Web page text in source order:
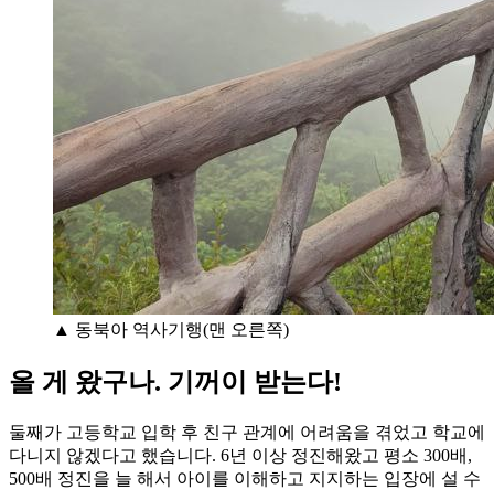
▲ 동북아 역사기행(맨 오른쪽)
올 게 왔구나. 기꺼이 받는다!
둘째가 고등학교 입학 후 친구 관계에 어려움을 겪었고 학교에
다니지 않겠다고 했습니다. 6년 이상 정진해왔고 평소 300배,
500배 정진을 늘 해서 아이를 이해하고 지지하는 입장에 설 수